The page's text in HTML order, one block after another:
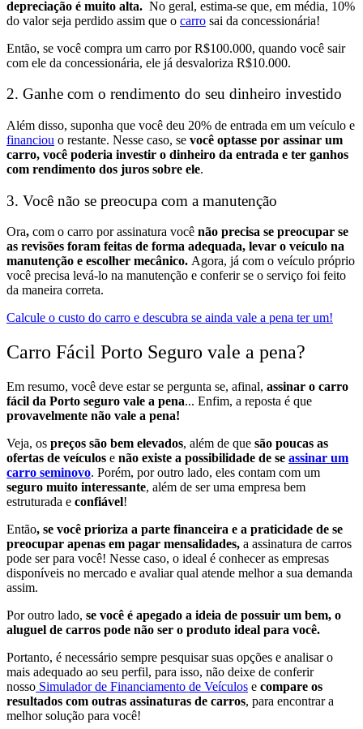
depreciação é muito alta. No geral, estima-se que, em média, 10%
do valor seja perdido assim que o carro sai da concessionária!
Então, se você compra um carro por R$100.000, quando você sair
com ele da concessionária, ele já desvaloriza R$10.000.
2. Ganhe com o rendimento do seu dinheiro investido
Além disso, suponha que você deu 20% de entrada em um veículo e
financiou o restante. Nesse caso, se você optasse por assinar um
carro, você poderia investir o dinheiro da entrada e ter ganhos
com rendimento dos juros sobre ele.
3. Você não se preocupa com a manutenção
Ora, com o carro por assinatura você não precisa se preocupar se
as revisões foram feitas de forma adequada, levar o veículo na
manutenção e escolher mecânico. Agora, já com o veículo próprio
você precisa levá-lo na manutenção e conferir se o serviço foi feito
da maneira correta.
Calcule o custo do carro e descubra se ainda vale a pena ter um!
Carro Fácil Porto Seguro vale a pena?
Em resumo, você deve estar se pergunta se, afinal, assinar o carro
fácil da Porto seguro vale a pena... Enfim, a reposta é que
provavelmente não vale a pena!
Veja, os preços são bem elevados, além de que são poucas as
ofertas de veículos e não existe a possibilidade de se assinar um
carro seminovo. Porém, por outro lado, eles contam com um
seguro muito interessante, além de ser uma empresa bem
estruturada e confiável!
Então, se você prioriza a parte financeira e a praticidade de se
preocupar apenas em pagar mensalidades, a assinatura de carros
pode ser para você! Nesse caso, o ideal é conhecer as empresas
disponíveis no mercado e avaliar qual atende melhor a sua demanda
assim.
Por outro lado, se você é apegado a ideia de possuir um bem, o
aluguel de carros pode não ser o produto ideal para você.
Portanto, é necessário sempre pesquisar suas opções e analisar o
mais adequado ao seu perfil, para isso, não deixe de conferir
nosso Simulador de Financiamento de Veículos e compare os
resultados com outras assinaturas de carros, para encontrar a
melhor solução para você!